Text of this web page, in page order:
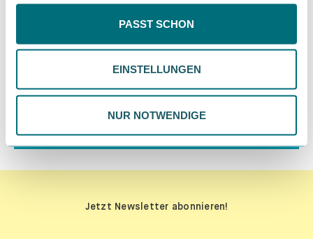
Inhalte eingeschränkt sein könnten. Wähle
deiner Präferenzen. Du kannst deine Wahl jederzeit
ändern. Weitere Informationen findest du in unserer
Datenschutzrichtlinie.
PASST SCHON
EINSTELLUNGEN
NUR NOTWENDIGE
deine Wunsch-Polstermöbel.
JETZT GESTALTEN
Jetzt Newsletter abonnieren!